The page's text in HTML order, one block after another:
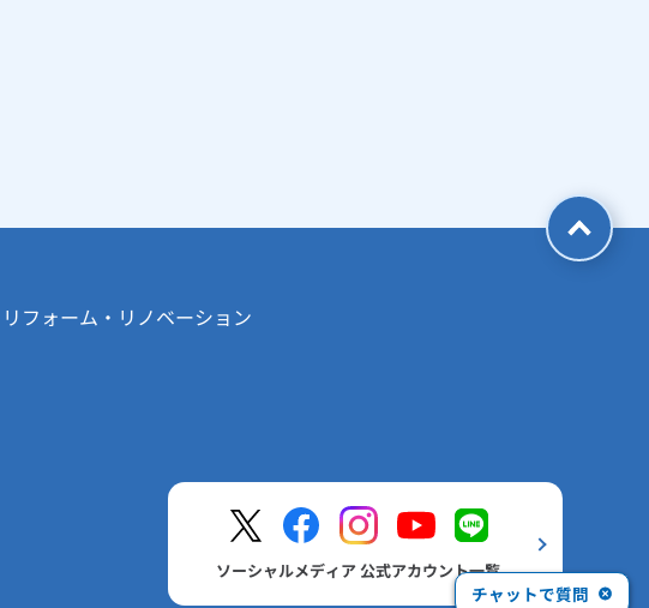
リフォーム・リノベーション
ソーシャルメディア 公式アカウント一覧
チャットで質問